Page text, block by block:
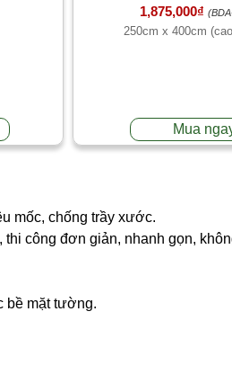
1,875,000₫
250cm x 400cm
Mua
mốc, chống trầy xước.
thi công đơn giản, nhanh gọn,
bề mặt tường.